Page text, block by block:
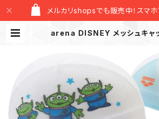
メルカリshopsでも販売中！スマ
arena DISNEY メッシュキャ
リトル・グリーン・メン 水泳 デ
ー 帽子 トイストーリー
| New Level Official
ーレヴェルオフィシャルスト